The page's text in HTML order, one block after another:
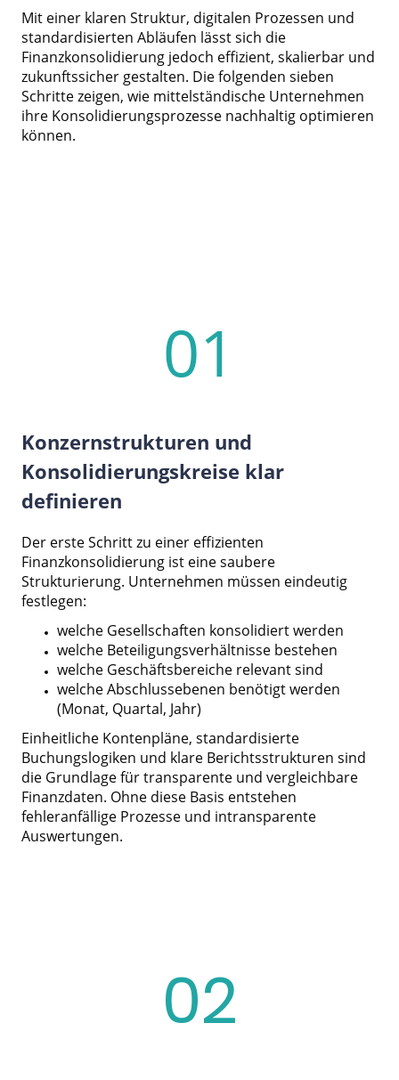
Mit einer klaren Struktur, digitalen Prozessen und
standardisierten Abläufen lässt sich die
Finanzkonsolidierung jedoch effizient, skalierbar und
zukunftssicher gestalten. Die folgenden sieben
Schritte zeigen, wie mittelständische Unternehmen
ihre Konsolidierungsprozesse nachhaltig optimieren
können.
01
Konzernstrukturen und
Konsolidierungskreise klar
definieren
Der erste Schritt zu einer effizienten
Finanzkonsolidierung ist eine saubere
Strukturierung. Unternehmen müssen eindeutig
festlegen:
welche Gesellschaften konsolidiert werden
welche Beteiligungsverhältnisse bestehen
welche Geschäftsbereiche relevant sind
welche Abschlussebenen benötigt werden
(Monat, Quartal, Jahr)
Einheitliche Kontenpläne, standardisierte
Buchungslogiken und klare Berichtsstrukturen sind
die Grundlage für transparente und vergleichbare
Finanzdaten. Ohne diese Basis entstehen
fehleranfällige Prozesse und intransparente
Auswertungen.
02